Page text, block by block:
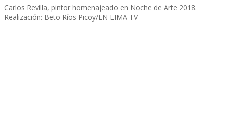
Carlos Revilla, pintor homenajeado en Noche de Arte 2018.
Realización: Beto Ríos Picoy/EN LIMA TV